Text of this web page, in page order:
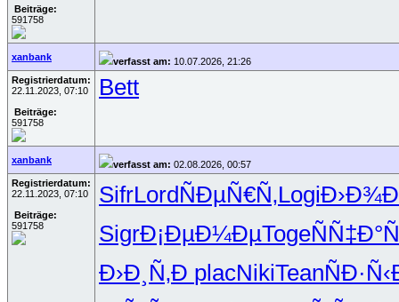
Beiträge:
591758
xanbank verfasst am: 10.07.2026, 21:26
Registrierdatum:
22.11.2023, 07:10
Beiträge:
591758
Bett
xanbank verfasst am: 02.08.2026, 00:57
Registrierdatum:
22.11.2023, 07:10
Beiträge:
591758
SifrLordÑÐµÑ€Ñ‚Logi
SigrÐ¡ÐµÐ¼ÐµTogeÑÑ‡Ð°Ñ
Ð›Ð¸Ñ‚Ð placNikiTean